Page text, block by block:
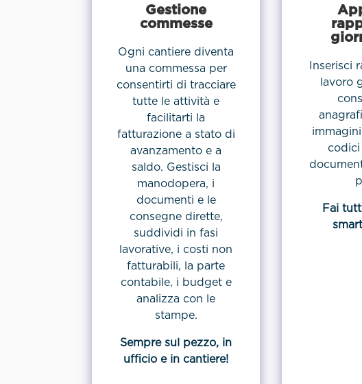
Gestione
commesse
Ogni cantiere diventa
una commessa per
consentirti di tracciare
tutte le attività e
facilitarti la
fatturazione a stato di
avanzamento e a
saldo. Gestisci la
manodopera, i
documenti e le
consegne dirette,
suddividi in fasi
lavorative, i costi non
fatturabili, la parte
contabile, i budget e
analizza con le
stampe.
Sempre sul pezzo, in
ufficio e in cantiere!
Inserisci
lavoro
codici
Fai